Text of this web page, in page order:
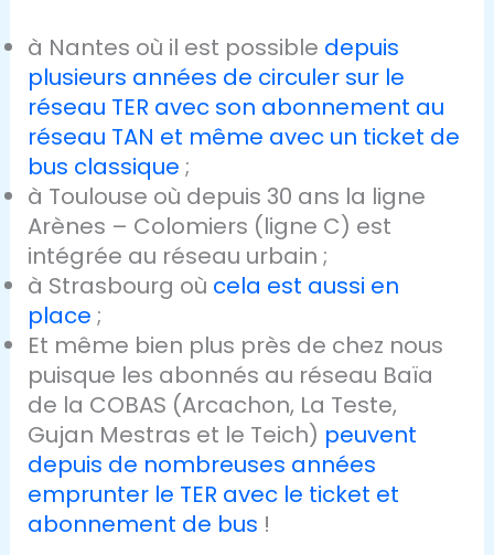
à Nantes où il est possible depuis
plusieurs années de circuler sur le
réseau TER avec son abonnement au
réseau TAN et même avec un ticket de
bus classique ;
à Toulouse où depuis 30 ans la ligne
Arènes – Colomiers (ligne C) est
intégrée au réseau urbain ;
à Strasbourg où cela est aussi en
place ;
Et même bien plus près de chez nous
puisque les abonnés au réseau Baïa
de la COBAS (Arcachon, La Teste,
Gujan Mestras et le Teich) peuvent
depuis de nombreuses années
emprunter le TER avec le ticket et
abonnement de bus !